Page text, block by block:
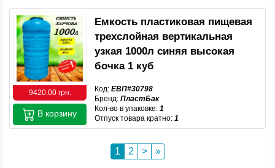
9420.00 грн.
Емкость пластиковая пищевая
трехслойная вертикальная
узкая 1000л синяя высокая
бочка 1 куб
Код: ЕВП#30798
Бренд: ПластБак
Кол-во в упаковке: 1
Отпуск товара кратно: 1
В корзину
1 2 > »